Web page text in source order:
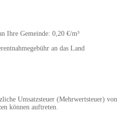
Ihre Gemeinde: 0,20 €/m³
an das Land
Umsatzsteuer (Mehrwertsteuer) von
können auftreten.